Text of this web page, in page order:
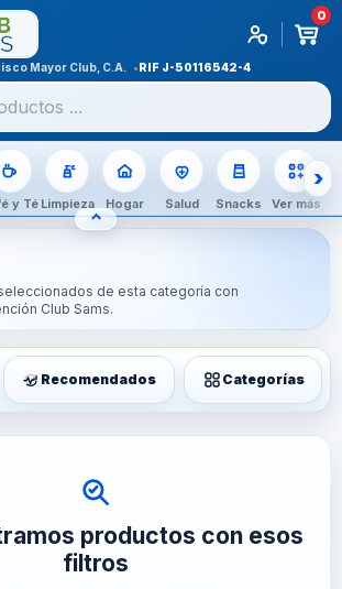
0
Mayor Club, C.A. RIF J-50116542-4
y Té Limpieza Hogar Salud Snacks Ver más
⌃OCULTAR CATEGORÍAS
de esta categoría con
Club Sams.
Recomendados Categorías
productos con esos
filtros